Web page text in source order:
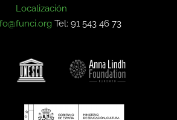
Localización
Tel: 91 543 46 73